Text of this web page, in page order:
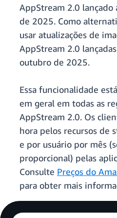
AppStream 2.0
de 2025. Como
usar atualizações de
AppStream 2.0
outubro de 2025.
Essa funcionalidade
em geral em todas as
AppStream 2.0. Os
hora pelos recursos de
e por usuário por mês
proporcional) pelas
Consulte Preços do
para obter mais